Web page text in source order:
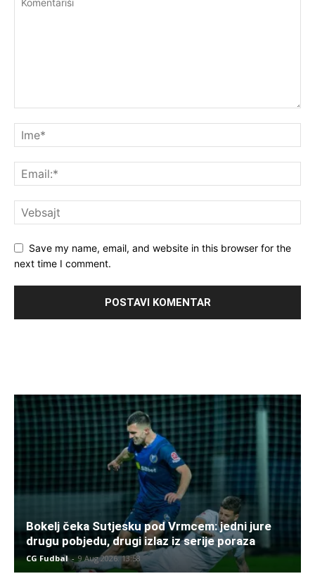
Save my name, email, and website in this browser for the
next time I comment.
Bokelj čeka Sutjesku pod Vrmcem: jedni jure
drugu pobjedu, drugi izlaz iz serije poraza
CG Fudbal - 9 Aug 2026. 13:58